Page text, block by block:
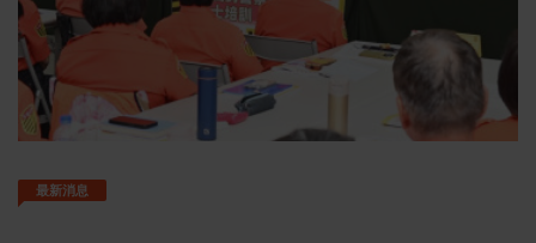
最新消息